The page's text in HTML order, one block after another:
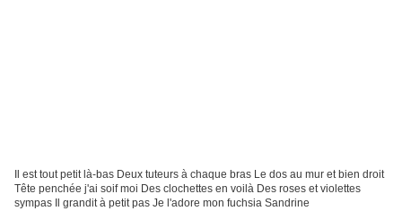
Il est tout petit là-bas Deux tuteurs à chaque bras Le dos au mur et bien droit
Tête penchée j'ai soif moi Des clochettes en voilà Des roses et violettes
sympas Il grandit à petit pas Je l'adore mon fuchsia Sandrine